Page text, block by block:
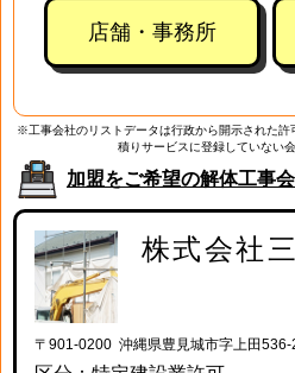
店舗・事務所
※工事会社のリストデータは行政から開示された許
積りサービスに登録していない
加盟をご希望の解体工事
株式会社
〒901-0200 沖縄県豊見城市字上田536-